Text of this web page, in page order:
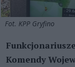
Fot. KPP Gryfino
Komendy